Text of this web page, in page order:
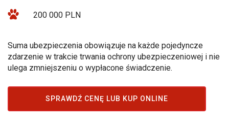
200 000 PLN
Suma ubezpieczenia obowiązuje na każde pojedyncze
zdarzenie w trakcie trwania ochrony ubezpieczeniowej i nie
ulega zmniejszeniu o wypłacone świadczenie.
SPRAWDŹ CENĘ LUB KUP ONLINE